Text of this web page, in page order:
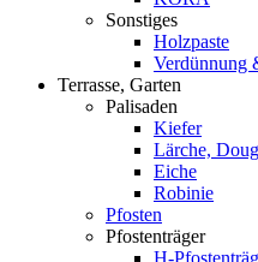
Sonstiges
Holzpaste
Verdünnung
Terrasse, Garten
Palisaden
Kiefer
Lärche,
Eiche
Robinie
Pfosten
Pfostenträger
H-